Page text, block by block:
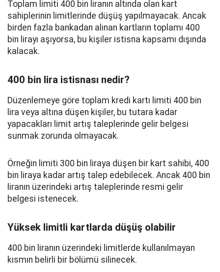
Toplam limiti 400 bin liranın altında olan kart
sahiplerinin limitlerinde düşüş yapılmayacak. Ancak
birden fazla bankadan alınan kartların toplamı 400
bin lirayı aşıyorsa, bu kişiler istisna kapsamı dışında
kalacak.
400 bin lira istisnası nedir?
Düzenlemeye göre toplam kredi kartı limiti 400 bin
lira veya altına düşen kişiler, bu tutara kadar
yapacakları limit artış taleplerinde gelir belgesi
sunmak zorunda olmayacak.
Örneğin limiti 300 bin liraya düşen bir kart sahibi, 400
bin liraya kadar artış talep edebilecek. Ancak 400 bin
liranın üzerindeki artış taleplerinde resmi gelir
belgesi istenecek.
Yüksek limitli kartlarda düşüş olabilir
400 bin liranın üzerindeki limitlerde kullanılmayan
kısmın belirli bir bölümü silinecek.